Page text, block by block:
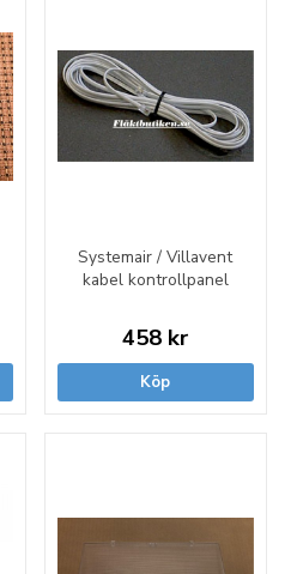
Systemair / Villavent
kabel kontrollpanel
458 kr
Köp